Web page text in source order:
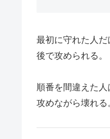
最初に守れた人だ
後で攻められる。
順番を間違えた人
攻めながら壊れる